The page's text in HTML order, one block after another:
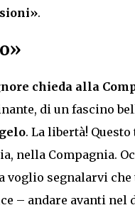
.
chieda alla
di un fascino
. La libertà!
nella Compagnia.
voglio segnalarvi
– andare avanti nel